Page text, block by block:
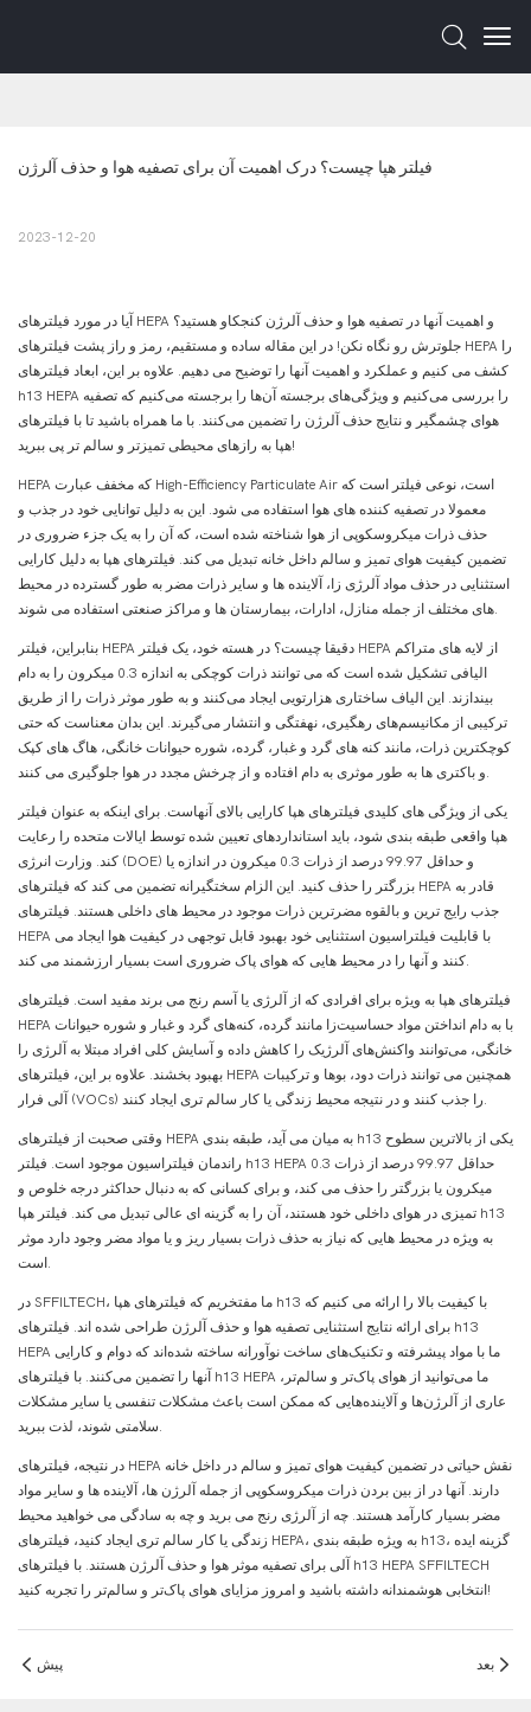
فیلتر هپا چیست؟ درک اهمیت آن برای تصفیه هوا و حذف آلرژن
2023-12-20
آیا در مورد فیلترهای HEPA و اهمیت آنها در تصفیه هوا و حذف آلرژن کنجکاو هستید؟
جلوترش رو نگاه نکن! در این مقاله ساده و مستقیم، رمز و راز پشت فیلترهای HEPA را
کشف می کنیم و عملکرد و اهمیت آنها را توضیح می دهیم. علاوه بر این، ابعاد فیلترهای
h13 HEPA را بررسی می‌کنیم و ویژگی‌های برجسته آن‌ها را برجسته می‌کنیم که تصفیه
هوای چشمگیر و نتایج حذف آلرژن را تضمین می‌کنند. با ما همراه باشید تا با فیلترهای
هپا به رازهای محیطی تمیزتر و سالم تر پی ببرید!
HEPA که مخفف عبارت High-Efficiency Particulate Air است، نوعی فیلتر است که
معمولا در تصفیه کننده های هوا استفاده می شود. این به دلیل توانایی خود در جذب و
حذف ذرات میکروسکوپی از هوا شناخته شده است، که آن را به یک جزء ضروری در
تضمین کیفیت هوای تمیز و سالم داخل خانه تبدیل می کند. فیلترهای هپا به دلیل کارایی
استثنایی در حذف مواد آلرژی زا، آلاینده ها و سایر ذرات مضر به طور گسترده در محیط
های مختلف از جمله منازل، ادارات، بیمارستان ها و مراکز صنعتی استفاده می شوند.
بنابراین، فیلتر HEPA دقیقا چیست؟ در هسته خود، یک فیلتر HEPA از لایه های متراکم
الیافی تشکیل شده است که می توانند ذرات کوچکی به اندازه 0.3 میکرون را به دام
بیندازند. این الیاف ساختاری هزارتویی ایجاد می‌کنند و به طور موثر ذرات را از طریق
ترکیبی از مکانیسم‌های رهگیری، نهفتگی و انتشار می‌گیرند. این بدان معناست که حتی
کوچکترین ذرات، مانند کنه های گرد و غبار، گرده، شوره حیوانات خانگی، هاگ های کپک
و باکتری ها به طور موثری به دام افتاده و از چرخش مجدد در هوا جلوگیری می کنند.
یکی از ویژگی های کلیدی فیلترهای هپا کارایی بالای آنهاست. برای اینکه به عنوان فیلتر
هپا واقعی طبقه بندی شود، باید استانداردهای تعیین شده توسط ایالات متحده را رعایت
کند. وزارت انرژی (DOE) و حداقل 99.97 درصد از ذرات 0.3 میکرون در اندازه یا
بزرگتر را حذف کنید. این الزام سختگیرانه تضمین می کند که فیلترهای HEPA قادر به
جذب رایج ترین و بالقوه مضرترین ذرات موجود در محیط های داخلی هستند. فیلترهای
HEPA با قابلیت فیلتراسیون استثنایی خود بهبود قابل توجهی در کیفیت هوا ایجاد می
کنند و آنها را در محیط هایی که هوای پاک ضروری است بسیار ارزشمند می کند.
فیلترهای هپا به ویژه برای افرادی که از آلرژی یا آسم رنج می برند مفید است. فیلترهای
HEPA با به دام انداختن مواد حساسیت‌زا مانند گرده، کنه‌های گرد و غبار و شوره حیوانات
خانگی، می‌توانند واکنش‌های آلرژیک را کاهش داده و آسایش کلی افراد مبتلا به آلرژی را
بهبود بخشند. علاوه بر این، فیلترهای HEPA همچنین می توانند ذرات دود، بوها و ترکیبات
آلی فرار (VOCs) را جذب کنند و در نتیجه محیط زندگی یا کار سالم تری ایجاد کنند.
وقتی صحبت از فیلترهای HEPA به میان می آید، طبقه بندی h13 یکی از بالاترین سطوح
راندمان فیلتراسیون موجود است. فیلتر h13 HEPA حداقل 99.97 درصد از ذرات 0.3
میکرون یا بزرگتر را حذف می کند، و برای کسانی که به دنبال حداکثر درجه خلوص و
تمیزی در هوای داخلی خود هستند، آن را به گزینه ای عالی تبدیل می کند. فیلتر هپا h13
به ویژه در محیط هایی که نیاز به حذف ذرات بسیار ریز و یا مواد مضر وجود دارد موثر
است.
در SFFILTECH، ما مفتخریم که فیلترهای هپا h13 با کیفیت بالا را ارائه می کنیم که
برای ارائه نتایج استثنایی تصفیه هوا و حذف آلرژن طراحی شده اند. فیلترهای h13
HEPA ما با مواد پیشرفته و تکنیک‌های ساخت نوآورانه ساخته شده‌اند که دوام و کارایی
آنها را تضمین می‌کنند. با فیلترهای h13 HEPA ما می‌توانید از هوای پاک‌تر و سالم‌تر،
عاری از آلرژن‌ها و آلاینده‌هایی که ممکن است باعث مشکلات تنفسی یا سایر مشکلات
سلامتی شوند، لذت ببرید.
در نتیجه، فیلترهای HEPA نقش حیاتی در تضمین کیفیت هوای تمیز و سالم در داخل خانه
دارند. آنها در از بین بردن ذرات میکروسکوپی از جمله آلرژن ها، آلاینده ها و سایر مواد
مضر بسیار کارآمد هستند. چه از آلرژی رنج می برید و چه به سادگی می خواهید محیط
زندگی یا کار سالم تری ایجاد کنید، فیلترهای HEPA، به ویژه طبقه بندی h13، گزینه ایده
آلی برای تصفیه موثر هوا و حذف آلرژن هستند. با فیلترهای h13 HEPA SFFILTECH
انتخابی هوشمندانه داشته باشید و امروز مزایای هوای پاک‌تر و سالم‌تر را تجربه کنید!
پیش بعد